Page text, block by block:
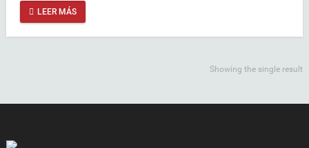
LEER MÁS
Showing the single result